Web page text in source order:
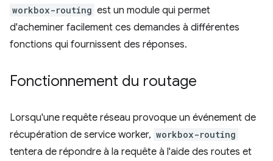
workbox-routing est un module qui permet
d'acheminer facilement ces demandes à différentes
fonctions qui fournissent des réponses.
Fonctionnement du routage
Lorsqu'une requête réseau provoque un événement de
récupération de service worker, workbox-routing
tentera de répondre à la requête à l'aide des routes et